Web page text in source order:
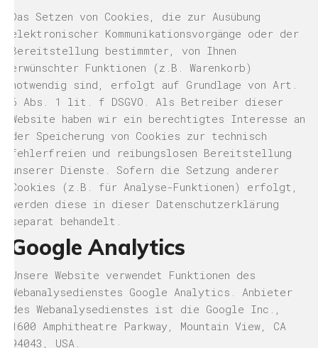
Das Setzen von Cookies, die zur Ausübung
elektronischer Kommunikationsvorgänge oder der
Bereitstellung bestimmter, von Ihnen
erwünschter Funktionen (z.B. Warenkorb)
notwendig sind, erfolgt auf Grundlage von Art.
6 Abs. 1 lit. f DSGVO. Als Betreiber dieser
Website haben wir ein berechtigtes Interesse an
der Speicherung von Cookies zur technisch
fehlerfreien und reibungslosen Bereitstellung
unserer Dienste. Sofern die Setzung anderer
Cookies (z.B. für Analyse-Funktionen) erfolgt,
werden diese in dieser Datenschutzerklärung
separat behandelt.
Google Analytics
Unsere Website verwendet Funktionen des
Webanalysedienstes Google Analytics. Anbieter
des Webanalysedienstes ist die Google Inc.,
1600 Amphitheatre Parkway, Mountain View, CA
94043, USA.